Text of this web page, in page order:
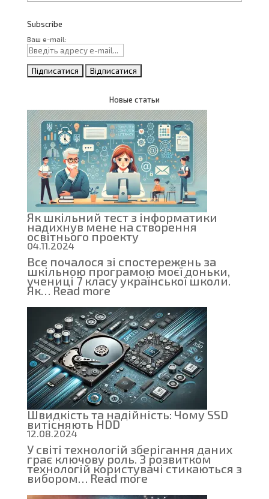
Subscribe
Ваш e-mail:
Новые статьи
Як шкільний тест з інформатики
надихнув мене на створення
освітнього проекту
04.11.2024
Все почалося зі спостережень за
шкільною програмою моєї доньки,
учениці 7 класу української школи.
Як…Read more:
Як
шкільний
тест
з
інформатики
надихнув
мене
на
створення
освітнього
проекту
Швидкість та надійність: Чому SSD
витісняють HDD
12.08.2024
У світі технологій зберігання даних
грає ключову роль. З розвитком
технологій користувачі стикаються з
вибором…Read more:
Швидкість